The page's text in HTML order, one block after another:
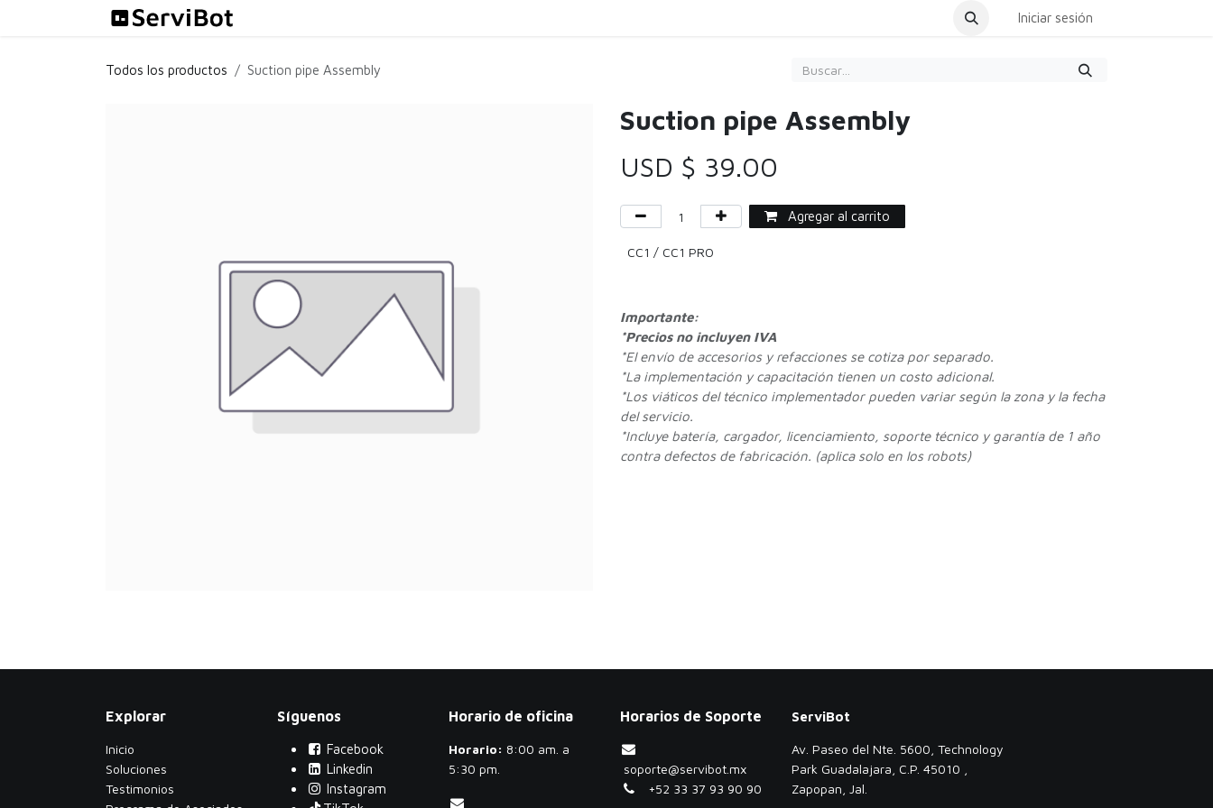
Iniciar sesión
Todos los productos Suction pipe Assembly
Suction pipe Assembly
USD $ 39.00
Agregar al carrito
CC1 / CC1 PRO
Importante:
*Precios no incluyen IVA
*El envío de accesorios y refacciones se cotiza por separado.
*La implementación y capacitación tienen un costo adicional.
*Los viáticos del técnico implementador pueden variar según la zona y la fecha
del servicio.
*Incluye batería, cargador, licenciamiento, soporte técnico y garantía de 1 año
contra defectos de fabricación. (aplica solo en los robots)
Explorar
Inicio
Soluciones
Testimonios
Síguenos
Facebook
Linkedin
Instagram
Horario de oficina
Horario: ​8:00 am. a
5:30 pm.
Horarios de Soporte
soporte@servibot.mx
+52 33 37 93 90 90
ServiBot
Av. Paseo del Nte. 5600, Technology
Park Guadalajara, C.P. 45010 ,
Zapopan, Jal.